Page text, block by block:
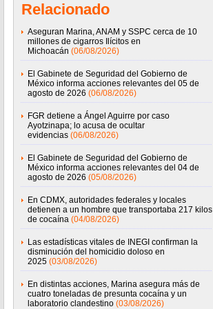
Relacionado
Aseguran Marina, ANAM y SSPC cerca de 10
millones de cigarros Ilícitos en
Michoacán (06/08/2026)
El Gabinete de Seguridad del Gobierno de
México informa acciones relevantes del 05 de
agosto de 2026 (06/08/2026)
FGR detiene a Ángel Aguirre por caso
Ayotzinapa; lo acusa de ocultar
evidencias (06/08/2026)
El Gabinete de Seguridad del Gobierno de
México informa acciones relevantes del 04 de
agosto de 2026 (05/08/2026)
En CDMX, autoridades federales y locales
detienen a un hombre que transportaba 217 kilos
de cocaína (04/08/2026)
Las estadísticas vitales de INEGI confirman la
disminución del homicidio doloso en
2025 (03/08/2026)
En distintas acciones, Marina asegura más de
cuatro toneladas de presunta cocaína y un
laboratorio clandestino (03/08/2026)